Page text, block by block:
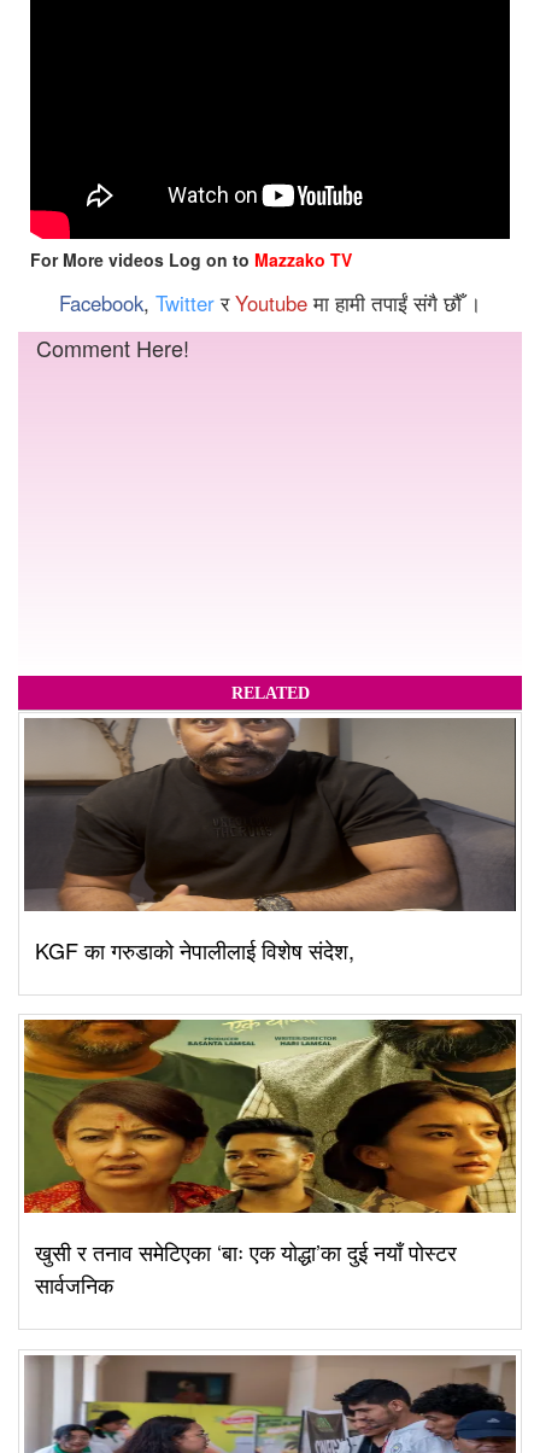
For More videos Log on to Mazzako TV
Facebook, TwitterरYoutubeमा हामी तपाईं संगै छौँ ।
Comment Here!
RELATED
KGF का गरुडाको नेपालीलाई विशेष संदेश,
खुसी र तनाव समेटिएका ‘बाः एक योद्धा’का दुई नयाँ पोस्टर
सार्वजनिक